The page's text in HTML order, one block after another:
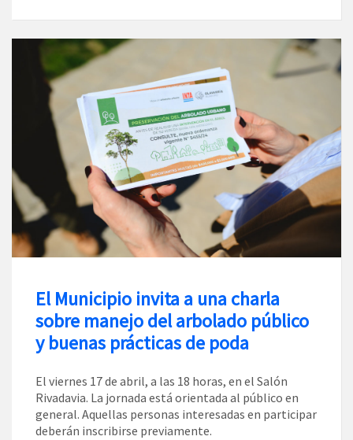
El Municipio invita a una charla
sobre manejo del arbolado público
y buenas prácticas de poda
El viernes 17 de abril, a las 18 horas, en el Salón
Rivadavia. La jornada está orientada al público en
general. Aquellas personas interesadas en participar
deberán inscribirse previamente.